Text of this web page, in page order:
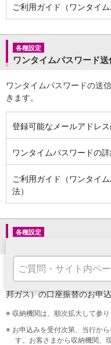
中国／四国
広島県
徳島県
香川県
高知県
九州・沖縄
福岡県
熊本県
宮崎県
鹿児島県
沖縄県
オンライン相談専用
ATM
ATMサービス
ATM検索
お客さまサポート
セミナー
安全にご利用いただくために
パンフレット
ご利用ガイド（ワンタイ
各種設定
ワンタイムパスワード
ワンタイムパスワードの送
きます。
登録可能なメールアドレ
ワンタイムパスワードの
ご利用ガイド（ワンタイ
法）
各種設定
NHK受信料、電話料金（
京電力エナジーパートナー
邦ガス）の口座振替のお申
※ 収納機関は、順次拡大して参り
※ お申込みを受付次第、当行か
す。お客さまから収納機関、